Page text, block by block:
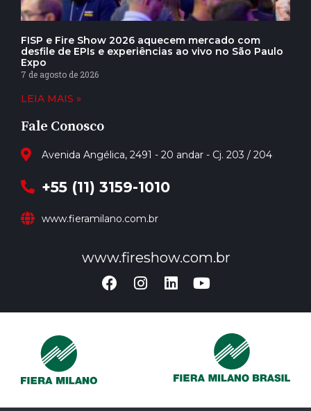
FISP e Fire Show 2026 aquecem mercado com
desfile de EPIs e experiências ao vivo no São Paulo
Expo
7 de agosto de 2026
LEIA MAIS »
Fale Conosco
Avenida Angélica, 2491 - 20 andar - Cj. 203 / 204
+55 (11) 3159-1010
www.fieramilano.com.br
www.fireshow.com.br